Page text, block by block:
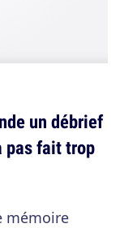
un débrief
pas fait trop
mémoire